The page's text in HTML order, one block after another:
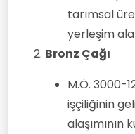
tarımsal
yerleşim
Bronz Çağı
M.Ö. 3000-
işçiliğinin
alaşımının